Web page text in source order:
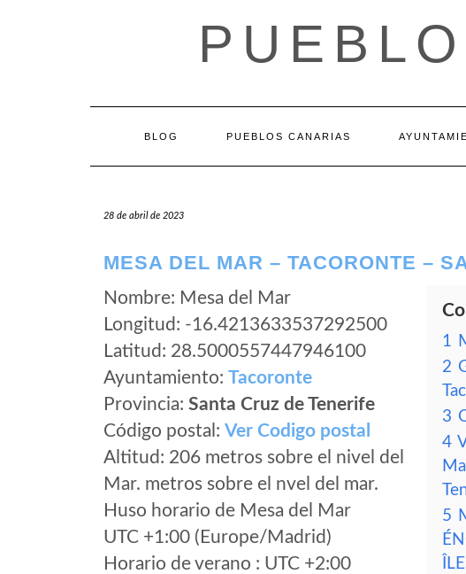
BLOG PUEBLOS CANARIAS
28 de abril de 2023
MESA DEL MAR – TACORONTE –
Nombre: Mesa del Mar
Longitud: -16.4213633537292500
Latitud: 28.5000557447946100
Ayuntamiento: Tacoronte
Provincia: Santa Cruz de Tenerife
Código postal: Ver Codigo postal
Altitud: 206 metros sobre el nivel del
Mar. metros sobre el nvel del mar.
Huso horario de Mesa del Mar
UTC +1:00 (Europe/Madrid)
Horario de verano : UTC +2:00
1
2
3
4
5